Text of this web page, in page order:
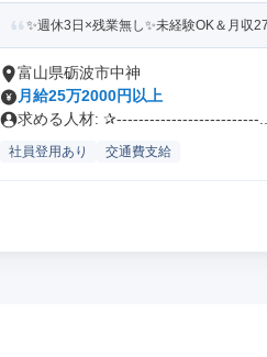
✨週休3日×残業無し✨未経験OK＆月収
富山県砺波市中神
月給25万2000円以上
求める人材: ✰--------------------------...
社員登用あり 交通費支給